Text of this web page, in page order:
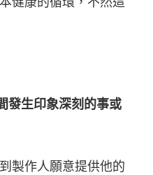
發生印象深刻的事或
製作人願意提供他的